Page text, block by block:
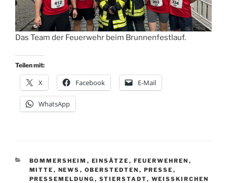
Das Team der Feuerwehr beim Brunnenfestlauf.
Teilen mit:
X Facebook E-Mail
WhatsApp
KATEGORIEN
BOMMERSHEIM , EINSÄTZE , FEUERWEHREN ,
MITTE , NEWS , OBERSTEDTEN , PRESSE ,
PRESSEMELDUNG , STIERSTADT, WEISSKIRCHEN